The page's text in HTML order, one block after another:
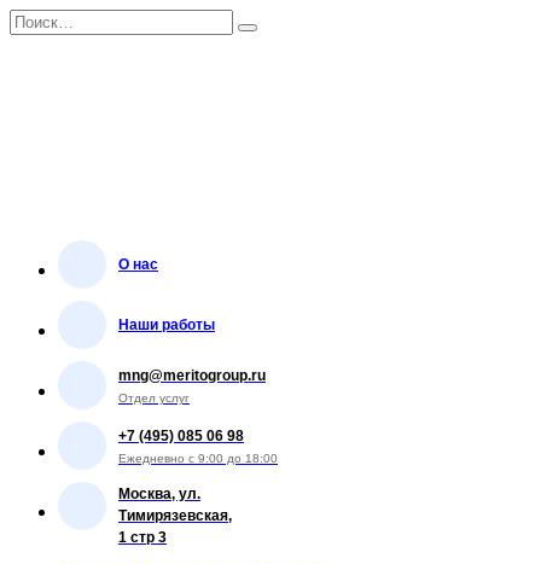
Перейти
к
Search
for:
О нас
Наши работы
mng@meritogroup.ru
Отдел услуг
+7 (495) 085 06 98
Ежедневно с 9:00 до 18:00
Москва, ул.
Тимирязевская,
1 стр 3